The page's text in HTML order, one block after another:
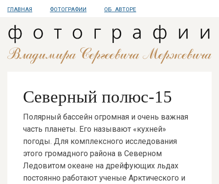
ГЛАВНАЯ ФОТОГРАФИИ ОБ АВТОРЕ
Северный полюс-15
Полярный бассейн огромная и очень важная
часть планеты. Его называют «кухней»
погоды. Для комплексного исследования
этого громадного района в Северном
Ледовитом океане на дрейфующих льдах
постоянно работают ученые Арктического и